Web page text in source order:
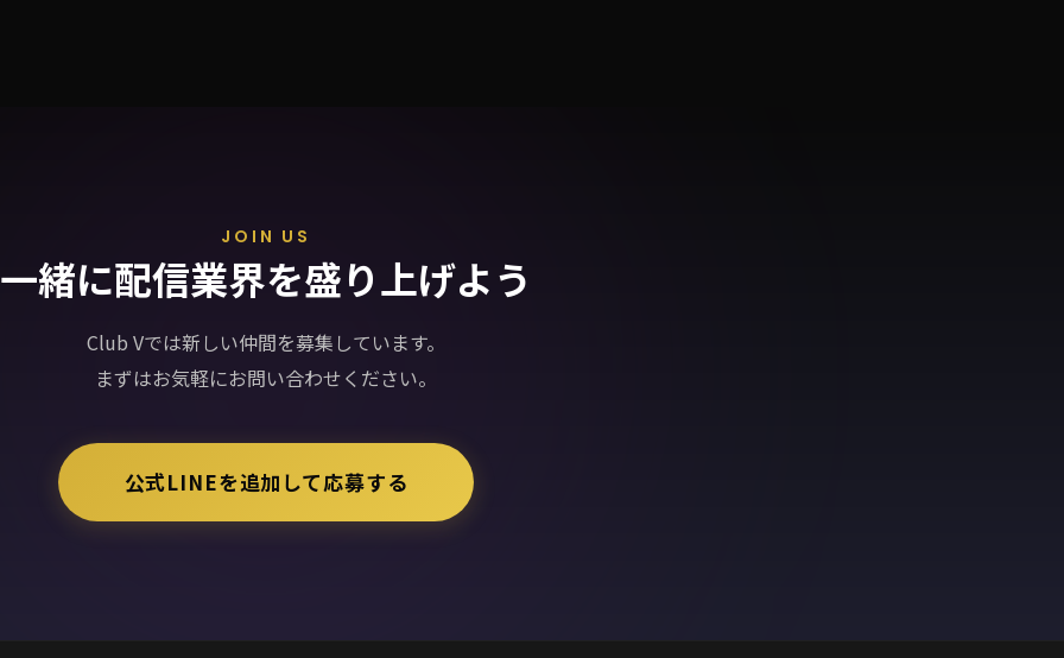
JOIN US
一緒に配信業界を盛り上げよう
Club Vでは新しい仲間を募集しています。
まずはお気軽にお問い合わせください。
公式LINEを追加して応募する